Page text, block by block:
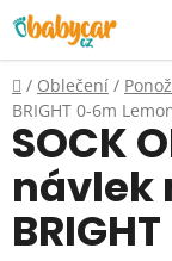
Přejít
na
obsah
Domů
/ Oblečení /
BRIGHT 0-6m
SOCK
návlek